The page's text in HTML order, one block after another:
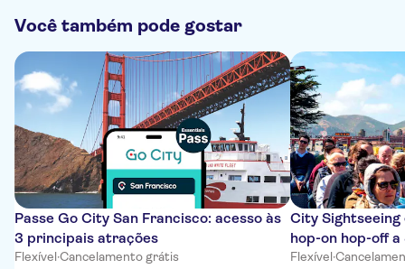
Você também pode gostar
Passe Go City San Francisco: acesso às
3 principais atrações
Flexível·Cancelamento grátis
City
hop-on hop-off
Flexível·